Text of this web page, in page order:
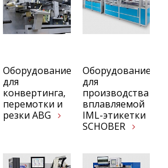
Оборудование
для
конвертинга,
перемотки и
резки ABG
Оборудование
для
производства
вплавляемой
IML-этикетки
SCHOBER